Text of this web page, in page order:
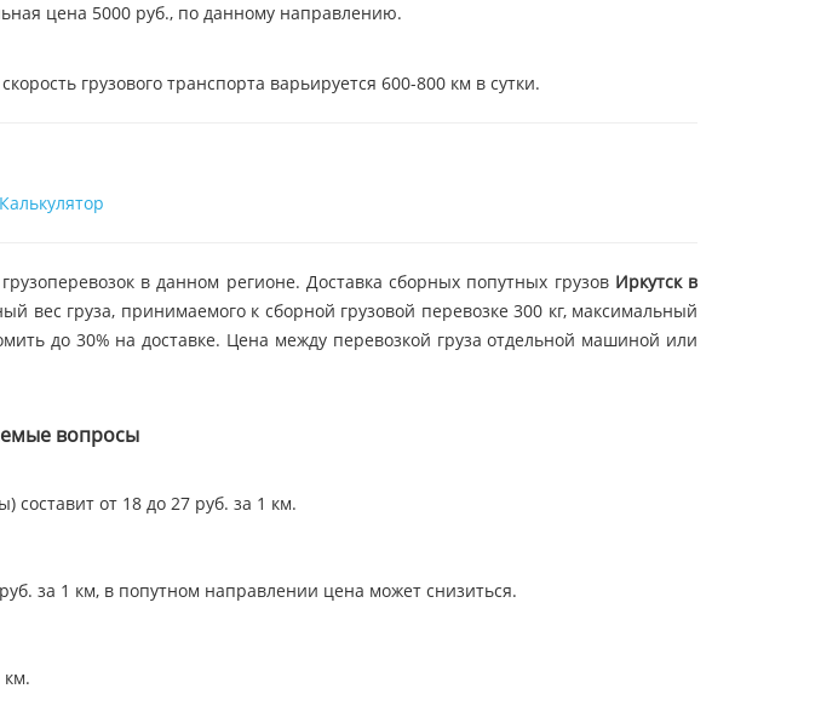
цена 5000 руб., по данному направлению.
грузового транспорта варьируется 600-800 км в сутки.
Калькулятор
в данном регионе. Доставка сборных попутных грузов Иркутск в
груза, принимаемого к сборной грузовой перевозке 300 кг, максимальный
до 30% на доставке. Цена между перевозкой груза отдельной машиной или
вопросы
от 18 до 27 руб. за 1 км.
за 1 км, в попутном направлении цена может снизиться.
км.